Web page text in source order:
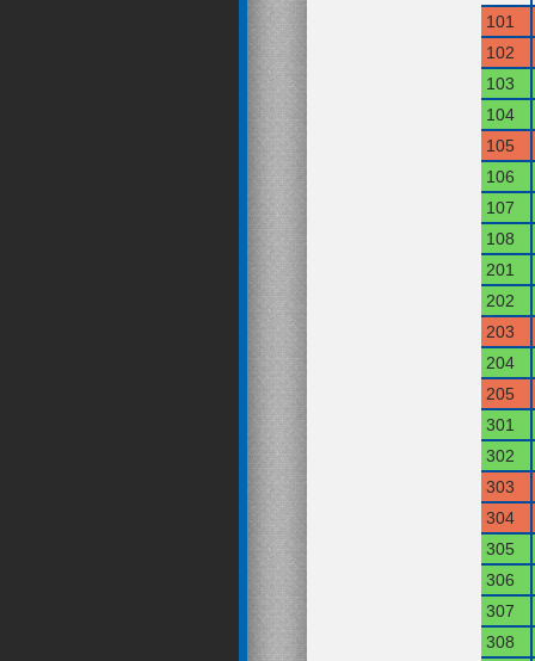
101
102
103
104
105
106
107
108
201
202
203
204
205
301
302
303
304
305
306
307
308